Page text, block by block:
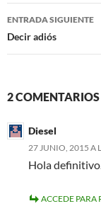
entradas
ENTRADA SIGUIENTE
Decir adiós
2 COMENTARIOS
Diesel
27 JUNIO, 2015 A
Hola
ACCEDE PARA